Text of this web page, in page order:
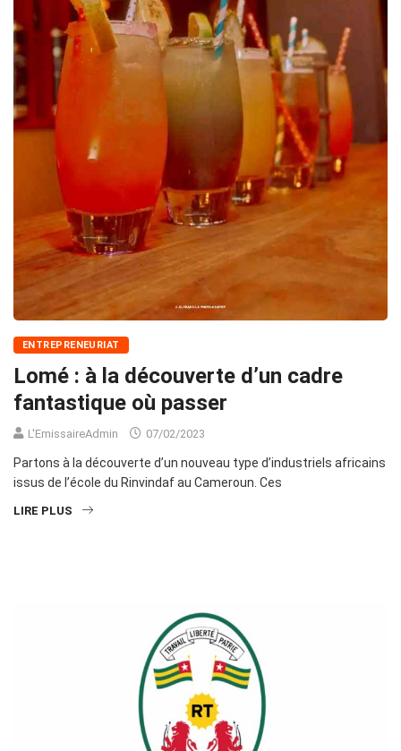
ENTREPRENEURIAT
Lomé : à la découverte d’un cadre
fantastique où passer
L'EmissaireAdmin 07/02/2023
Partons à la découverte d’un nouveau type d’industriels africains
issus de l’école du Rinvindaf au Cameroun. Ces
LIRE PLUS